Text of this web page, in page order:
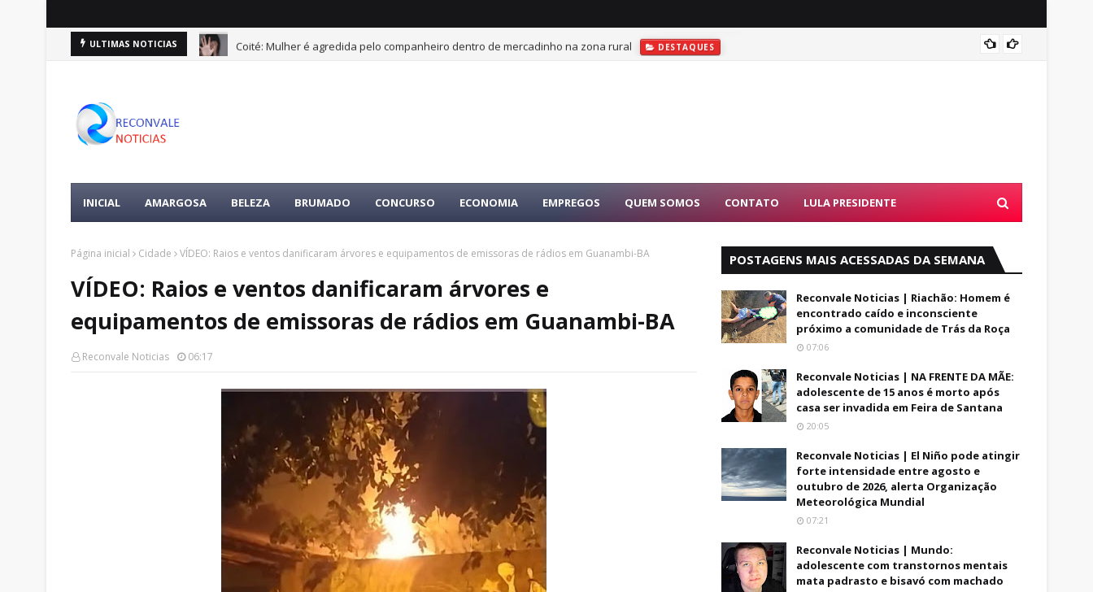
ULTIMAS NOTICIAS Coité: Mulher é agredida pelo companheiro dentro de mercadinho na zona rural DESTAQUES
INICIAL AMARGOSA BELEZA BRUMADO CONCURSO ECONOMIA EMPREGOS QUEM SOMOS CONTATO LULA PRESIDENTE
Página inicial Cidade VÍDEO: Raios e ventos danificaram árvores e equipamentos de emissoras de rádios em Guanambi-BA
VÍDEO: Raios e ventos danificaram árvores e
equipamentos de emissoras de rádios em Guanambi-BA
Reconvale Noticias 06:17
POSTAGENS MAIS ACESSADAS DA SEMANA
Reconvale Noticias | Riachão: Homem é
encontrado caído e inconsciente
próximo a comunidade de Trás da Roça
07:06
Reconvale Noticias | NA FRENTE DA MÃE:
adolescente de 15 anos é morto após
casa ser invadida em Feira de Santana
20:05
Reconvale Noticias | El Niño pode atingir
forte intensidade entre agosto e
outubro de 2026, alerta Organização
Meteorológica Mundial
07:21
Reconvale Noticias | Mundo:
adolescente com transtornos mentais
mata padrasto e bisavó com machado